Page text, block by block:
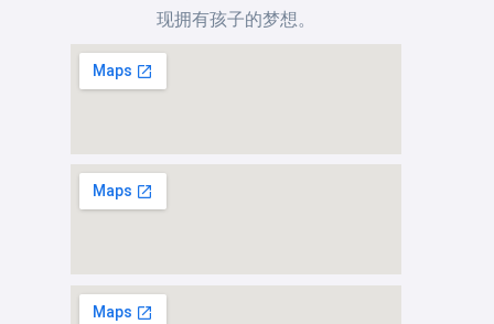
现拥有孩子的梦想。